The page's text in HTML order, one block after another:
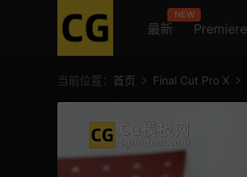
最新
NEW
Premiere
当前位置： 首页 Final Cut Pro X